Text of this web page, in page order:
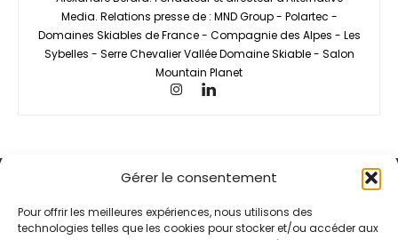
Gérer le consentement
Pour offrir les meilleures expériences, nous utilisons des
technologies telles que les cookies pour stocker et/ou accéder aux
Media. Relations presse de : MND Group - Polartec -
Domaines Skiables de France - Compagnie des Alpes - Les
Sybelles - Serre Chevalier Vallée Domaine Skiable - Salon
Mountain Planet